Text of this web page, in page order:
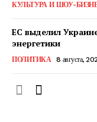
О нас
КУЛЬТУРА И ШОУ-
ЕС выделил
энергетики
ПОЛИТИКА 8 августа,